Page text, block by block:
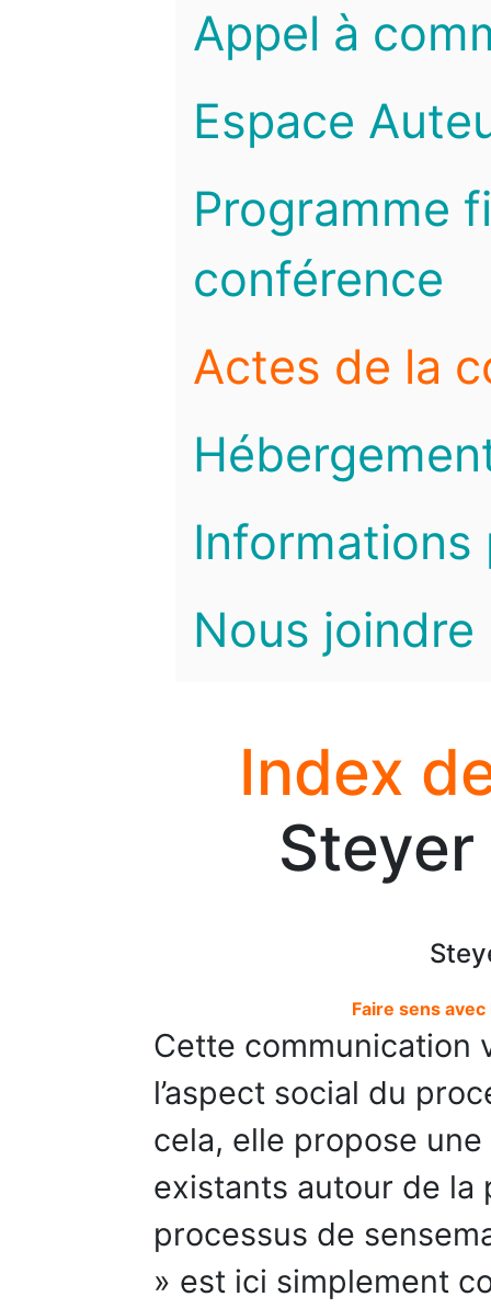
Appel à
Espace
Programme
conférence
Actes de la
Informations
Nous joindre
Index
Faire sens avec
Cette communication
l’aspect social du
cela, elle propose
existants autour de la
processus de
» est ici simplement